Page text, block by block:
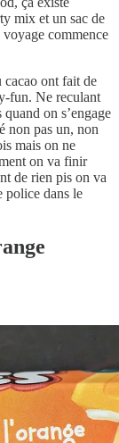
mix et un sac de
commence
cacao ont fait de
fun. Ne reculant
on s’engage
non pas un, non
mais on ne
on va finir
de rien pis on va
police dans le